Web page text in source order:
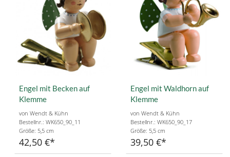
Engel mit Becken auf
Klemme
von Wendt & Kühn
Bestellnr.: WK650_90_11
Größe: 5,5 cm
42,50 €
Engel mit Waldhorn auf
Klemme
von Wendt & Kühn
Bestellnr.: WK650_90_17
Größe: 5,5 cm
39,50 €